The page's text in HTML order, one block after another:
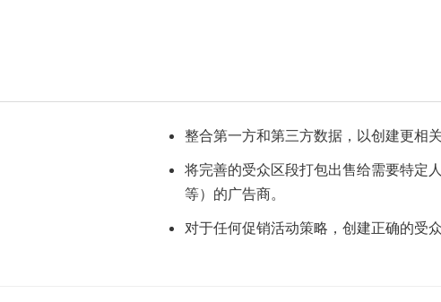
整合第一方和第三方数据，以创建更相
将完善的受众区段打包出售给需要特定
等）的广告商。
对于任何促销活动策略，创建正确的受